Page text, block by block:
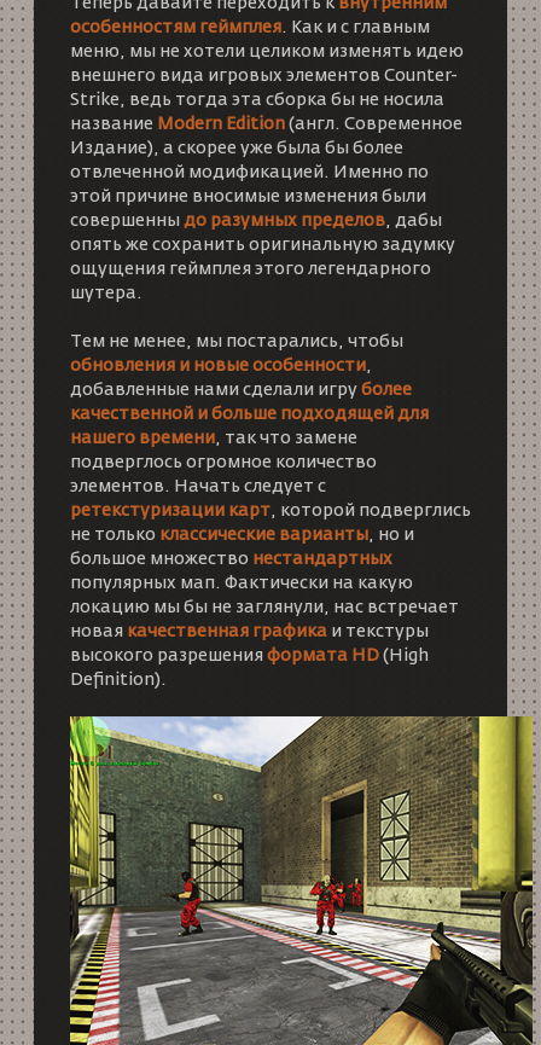
Теперь давайте переходить к внутренним
особенностям геймплея. Как и с главным
меню, мы не хотели целиком изменять идею
внешнего вида игровых элементов Counter-
Strike, ведь тогда эта сборка бы не носила
название Modern Edition(англ. Современное
Издание), а скорее уже была бы более
отвлеченной модификацией. Именно по
этой причине вносимые изменения были
совершенны до разумных пределов, дабы
опять же сохранить оригинальную задумку
ощущения геймплея этого легендарного
шутера.
Тем не менее, мы постарались, чтобы
обновления и новые особенности,
добавленные нами сделали игру более
качественной и больше подходящей для
нашего времени, так что замене
подверглось огромное количество
элементов. Начать следует с
ретекстуризации карт, которой подверглись
не только классические варианты, но и
большое множество нестандартных
популярных мап. Фактически на какую
локацию мы бы не заглянули, нас встречает
новая качественная графикаи текстуры
высокого разрешения формата HD(High
Definition).